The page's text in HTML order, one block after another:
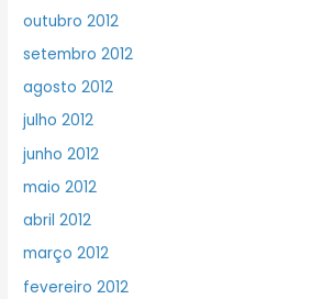
outubro 2012
setembro 2012
agosto 2012
julho 2012
junho 2012
maio 2012
abril 2012
março 2012
fevereiro 2012